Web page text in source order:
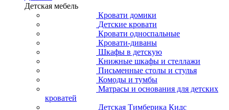
Детская мебель
Кровати домики
Детские кровати
Кровати односпальные
Кровати-диваны
Шкафы в детскую
Книжные шкафы и стеллажи
Письменные столы и стулья
Комоды и тумбы
Матрасы и основания для детских
кроватей
Детская Тимберика Кидс